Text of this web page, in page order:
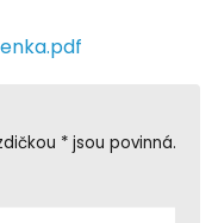
* jsou povinná.